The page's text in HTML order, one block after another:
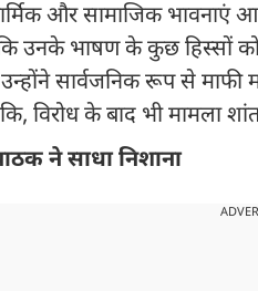
और सामाजिक भावनाएं
कि उनके भाषण के कुछ हिस्सों
सार्वजनिक रूप से माफी
विरोध के बाद भी मामला
ने साधा निशाना